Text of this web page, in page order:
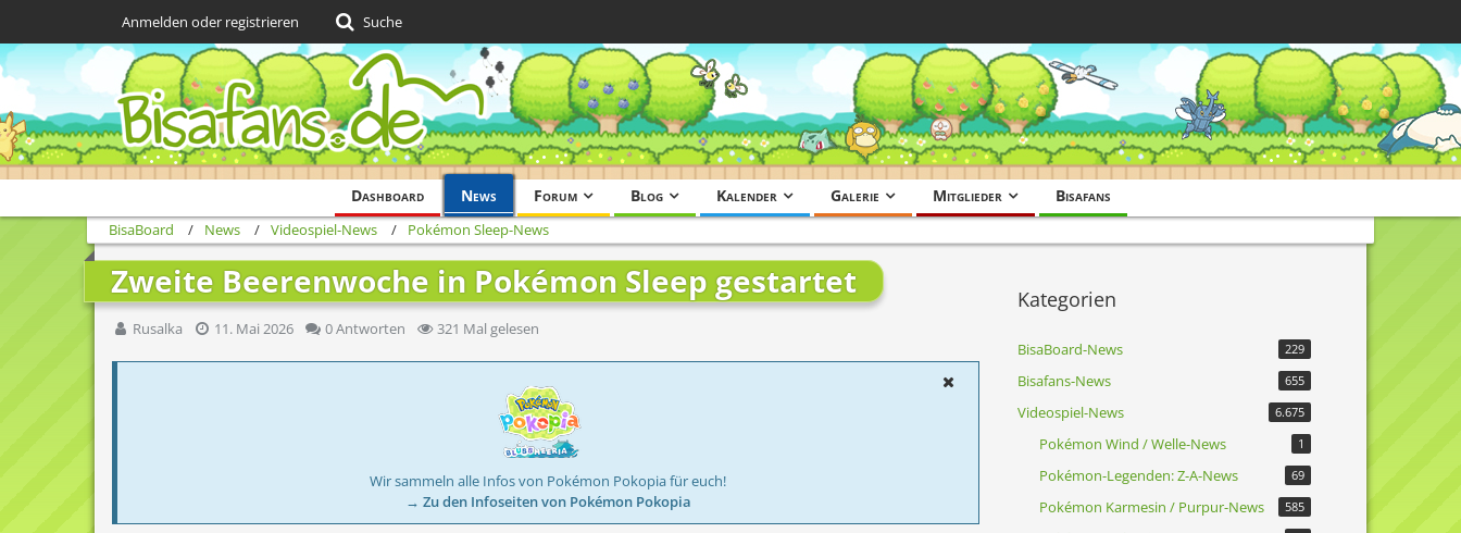
Dashboard News Forum Blog Kalender Galerie Mitglieder Bisafans
Anmelden oder registrieren Suche
BisaBoard News Videospiel-News Pokémon Sleep-News
Zweite Beerenwoche in Pokémon Sleep gestartet
Rusalka 11. Mai 2026 0 Antworten 321 Mal gelesen
Wir sammeln alle Infos von Pokémon Pokopia für euch!
→ Zu den Infoseiten von Pokémon Pokopia
Kategorien
BisaBoard-News 229
Bisafans-News 655
Videospiel-News 6.675
Pokémon Wind / Welle-News 1
Pokémon-Legenden: Z-A-News 69
Pokémon Karmesin / Purpur-News 585